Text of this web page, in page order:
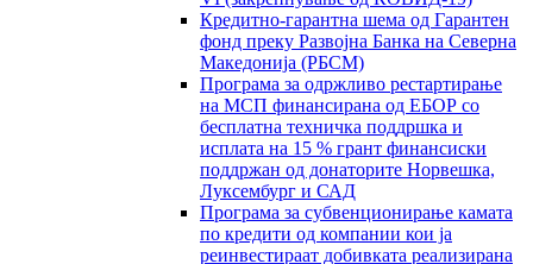
Кредитно-гарантна шема од Гарантен
фонд преку Развојна Банка на Северна
Македонија (РБСМ)
Програма за одржливо рестартирање
на МСП финансирана од ЕБОР со
бесплатна техничка поддршка и
исплата на 15 % грант финансиски
поддржан од донаторите Норвешка,
Луксембург и САД
Програма за субвенционирање камата
по кредити од компании кои ја
реинвестираат добивката реализирана